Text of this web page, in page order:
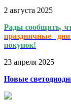
2 августа 2025
Рады сообщить,
праздничные дни
покупок!
23 апреля 2025
Новые